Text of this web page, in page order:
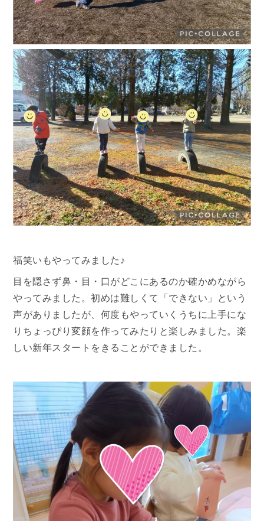
福笑いもやってみました♪
目を隠さず鼻・目・口がどこにあるのか確かめながら
やってみました。初めは難しくて「できない」という
声がありましたが、何度もやっていくうちに上手にな
りちょっぴり変顔を作ってみたりと楽しみました。楽
しい新年スタートをきることができました。